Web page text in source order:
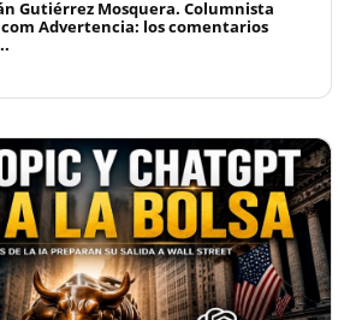
Gutiérrez Mosquera. Columnista
Advertencia: los comentarios